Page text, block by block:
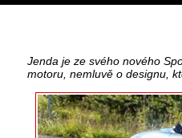
Jenda je ze svého nového
motoru, nemluvě o designu,